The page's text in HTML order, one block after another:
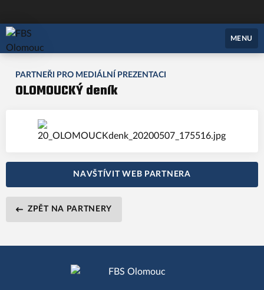
FBS Olomouc
MENU
PARTNEŘI PRO MEDIÁLNÍ PREZENTACI
OLOMOUCKÝ deník
NAVŠTÍVIT WEB PARTNERA
ZPĚT NA PARTNERY